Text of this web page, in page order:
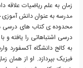
زمان به علم ریاضیات علاقه
مدرسه به عنوان دانش
محدوده ی کتاب های درسی
درسی اشتباهاتی را یافته و
به کالج دانشگاه آکسفورد
فیزیک بپردازد. او از همان